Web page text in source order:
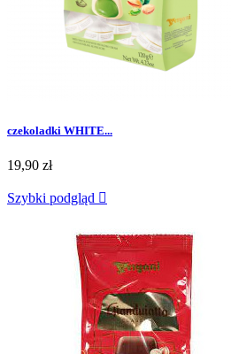
czekoladki WHITE...
19,90 zł
Szybki podgląd 